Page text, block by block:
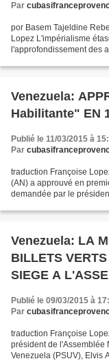
Par
por Basem Tajeldine
Lopez L'impérialisme
l'approfondissement des
Venezuela:
Habilitante" EN
Publié le 11/03/2015 à
Par
traduction Françoise
(AN) a approuvé en
demandée par le
Venezuela: LA
BILLETS
SIEGE A
Publié le 09/03/2015 à
Par
traduction Françoise
président de l'Assemblée
Venezuela (PSUV), Elvis